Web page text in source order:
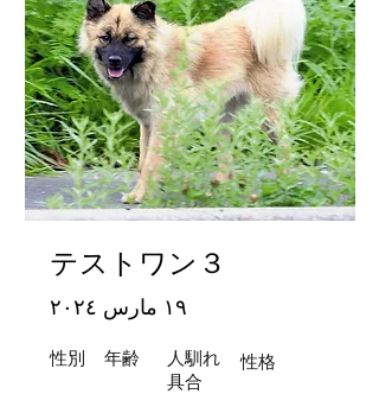
テストワン３
١٩ مارس ٢٠٢٤
性別 年齢
人馴れ
​具合
性格